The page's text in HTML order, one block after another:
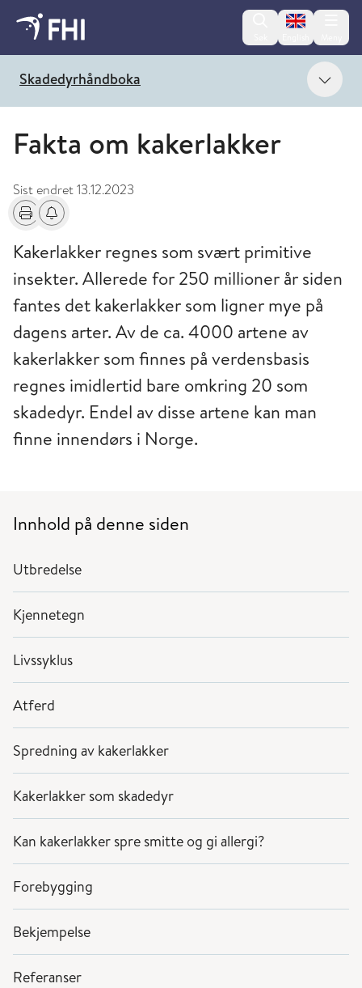
Change
Skadedyrhåndboka Vis
Fakta om kakerlakker
Sist endret13.12.2023
Skriv utFå varsel om endringer
Kakerlakker regnes som svært primitive
insekter. Allerede for 250 millioner år siden
fantes det kakerlakker som ligner mye på
dagens arter. Av de ca. 4000 artene av
kakerlakker som finnes på verdensbasis
regnes imidlertid bare omkring 20 som
skadedyr. Endel av disse artene kan man
finne innendørs i Norge.
Innhold på denne siden
Utbredelse
Kjennetegn
Livssyklus
Atferd
Spredning av kakerlakker
Kakerlakker som skadedyr
Kan kakerlakker spre smitte og gi allergi?
Forebygging
Bekjempelse
Referanser